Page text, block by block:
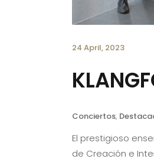
24 April, 2023
Conciertos,
El prestigioso
de Creación e